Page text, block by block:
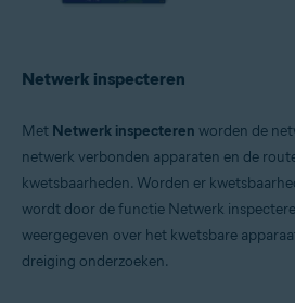
Netwerk inspecteren
Met Netwerk inspecteren worden de
netwerk verbonden apparaten en de
kwetsbaarheden. Worden er
wordt door de functie Netwerk
weergegeven over het kwetsbare
dreiging onderzoeken.